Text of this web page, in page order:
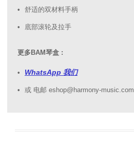
舒适的双材料手柄
底部滚轮及拉手
更多BAM琴盒 :
WhatsApp 我们
或 电邮 eshop@harmony-music.com